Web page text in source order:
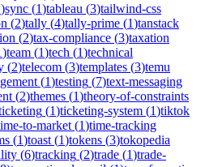
)sync (1)tableau (3)tailwind-css
(2)tally (4)tally-prime (1)tanstack
(2)tax-compliance (3)taxation
)team (1)tech (1)technical
(2)telecom (3)templates (3)temu
(1)testing (7)text-messaging
(2)themes (1)theory-of-constraints
(1)ticketing-system (1)tiktok
to-market (1)time-tracking
(1)toast (1)tokens (3)tokopedia
(6)tracking (2)trade (1)trade-